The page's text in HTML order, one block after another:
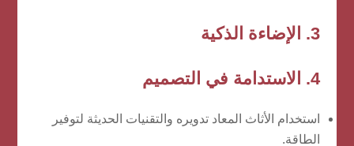
3. الإضاءة الذكية
4. الاستدامة في التصميم
استخدام الأثاث المعاد تدويره والتقنيات الحديثة لتوفير
الطاقة.